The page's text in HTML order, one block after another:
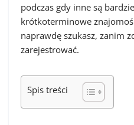
podczas gdy inne są
krótkoterminowe
naprawdę szukasz, zanim
zarejestrować.
Spis treści